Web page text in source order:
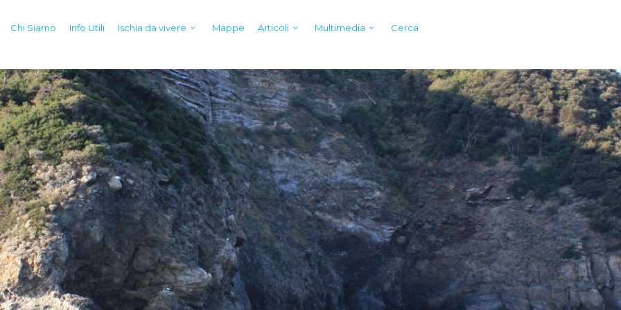
Chi Siamo Info Utili Ischia da vivere Mappe Articoli Multimedia Cerca